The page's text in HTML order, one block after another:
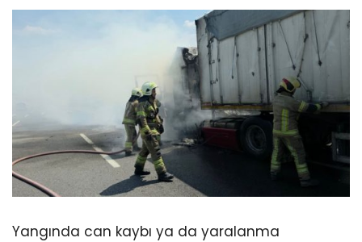
Yangında can kaybı ya da yaralanma